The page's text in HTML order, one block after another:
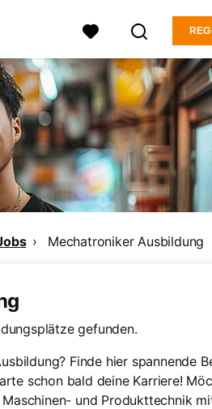
Mechatroniker Ausbildung
gefunden.
Finde hier spannende
schon bald deine Karriere!
und Produkttechnik